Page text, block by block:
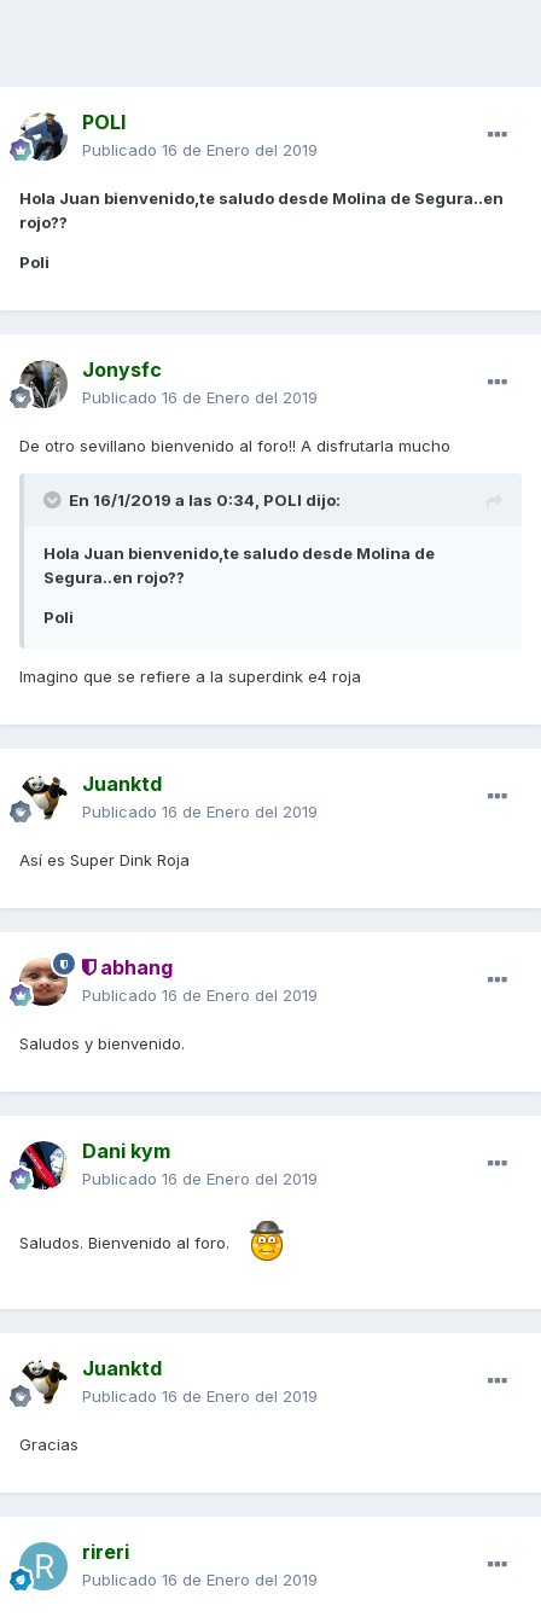
POLI
Publicado 16 de Enero del 2019
Hola Juan bienvenido,te saludo desde Molina de Segura..en
rojo??
Poli
Jonysfc
Publicado 16 de Enero del 2019
De otro sevillano bienvenido al foro!! A disfrutarla mucho
En 16/1/2019 a las 0:34, POLI dijo:
Hola Juan bienvenido,te saludo desde Molina de
Segura..en rojo??
Poli
Imagino que se refiere a la superdink e4 roja
Juanktd
Publicado 16 de Enero del 2019
Así es Super Dink Roja
abhang
Publicado 16 de Enero del 2019
Saludos y bienvenido.
Dani kym
Publicado 16 de Enero del 2019
Saludos. Bienvenido al foro.
Juanktd
Publicado 16 de Enero del 2019
Gracias
rireri
Publicado 16 de Enero del 2019